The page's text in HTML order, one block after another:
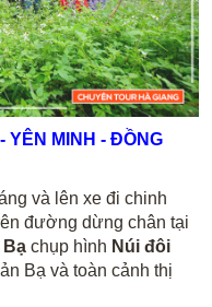
YÊN MINH- ĐỒNG
và lên xe đi chinh
đường dừng chân tại
Bạ chụp hình Núi đôi
Bạ và toàn cảnh thị